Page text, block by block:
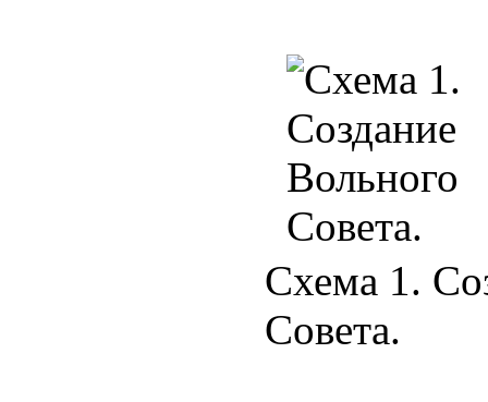
Схема 1.
Совета.